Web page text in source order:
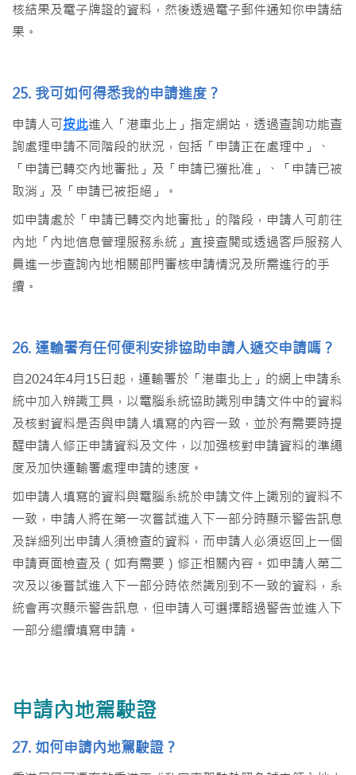
核結果及電子牌證的資料，然後透過電子郵件通知你申請結
果。
25. 我可如何得悉我的申請進度？
申請人可按此進入「港車北上」指定網站，透過查詢功能查
詢處理申請不同階段的狀況，包括「申請正在處理中」、
「申請已轉交內地審批」及「申請已獲批准」、「申請已被
取消」及「申請已被拒絕」。
如申請處於「申請已轉交內地審批」的階段，申請人可前往
內地「內地信息管理服務系統」直接查閲或透過客戶服務人
員進一步查詢內地相關部門審核申請情況及所需進行的手
續。
26. 運輸署有任何便利安排協助申請人遞交申請嗎？
自2024年4月15日起，運輸署於「港車北上」的網上申請系
統中加入辨識工具，以電腦系統協助識別申請文件中的資料
及核對資料是否與申請人填寫的內容一致，並於有需要時提
醒申請人修正申請資料及文件，以加强核對申請資料的準繩
度及加快運輸署處理申請的速度。
如申請人填寫的資料與電腦系統於申請文件上識別的資料不
一致，申請人將在第一次嘗試進入下一部分時顯示警告訊息
及詳細列出申請人須檢查的資料，而申請人必須返回上一個
申請頁面檢查及（如有需要）修正相關內容。如申請人第二
次及以後嘗試進入下一部分時依然識別到不一致的資料，系
統會再次顯示警告訊息，但申請人可選擇略過警告並進入下
一部分繼續填寫申請。
申請內地駕駛證
27. 如何申請內地駕駛證？